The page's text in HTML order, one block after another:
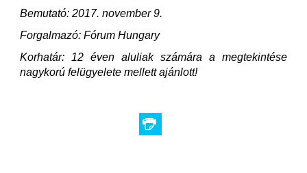
Bemutató: 2017. november 9.
Forgalmazó: Fórum Hungary
Korhatár: 12 éven aluliak számára a megtekintése
nagykorú felügyelete mellett ajánlott!